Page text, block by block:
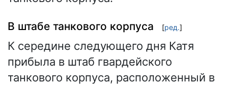
В штабе танкового корпуса [ред.]
К середине следующего дня Катя
прибыла в штаб гвардейского
танкового корпуса, расположенный в